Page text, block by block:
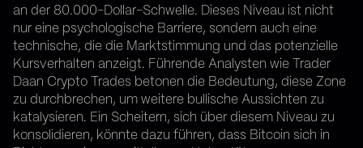
an der 80.000-Dollar-Schwelle. Dieses Niveau ist nicht
nur eine psychologische Barriere, sondern auch eine
technische, die die Marktstimmung und das potenzielle
Kursverhalten anzeigt. Führende Analysten wie Trader
Daan Crypto Trades betonen die Bedeutung, diese Zone
zu durchbrechen, um weitere bullische Aussichten zu
katalysieren. Ein Scheitern, sich über diesem Niveau zu
konsolidieren, könnte dazu führen, dass Bitcoin sich in